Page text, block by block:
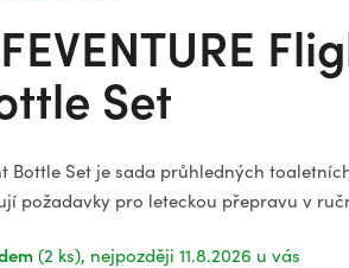
Set
Bottle Set je sada průhledných
požadavky pro leteckou přepravu v
(2 ks) 11.8.2026